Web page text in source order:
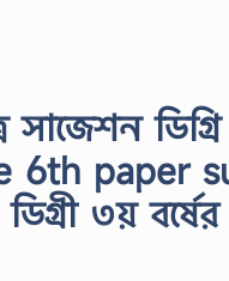
সাজেশন
paper
৩য়